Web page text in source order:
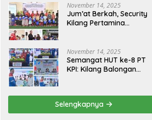
November 14, 2025
Jum’at Berkah, Security
Kilang Pertamina
November 14, 2025
Semangat HUT ke-8 PT
KPI: Kilang Balongan
Berbagi Bersama
Penyandang Disabilitas
dan Yayasan Pendidikan
Selengkapnya